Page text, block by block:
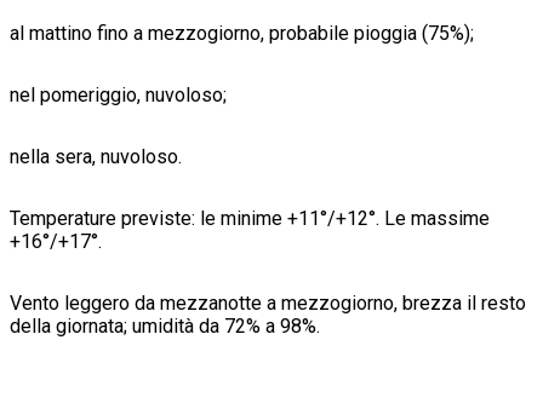
al mattino fino a mezzogiorno, probabile pioggia (75%);
nel pomeriggio, nuvoloso;
nella sera, nuvoloso.
Temperature previste: le minime +11°/+12°. Le massime
+16°/+17°.
Vento leggero da mezzanotte a mezzogiorno, brezza il resto
della giornata; umidità da 72% a 98%.